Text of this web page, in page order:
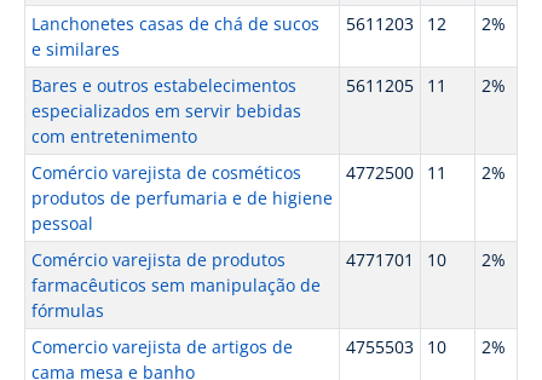
Lanchonetes casas de chá de sucos
e similares
5611203 12 2%
Bares e outros estabelecimentos
especializados em servir bebidas
com entretenimento
5611205 11 2%
Comércio varejista de cosméticos
produtos de perfumaria e de higiene
pessoal
4772500 11 2%
Comércio varejista de produtos
farmacêuticos sem manipulação de
fórmulas
4771701 10 2%
Comercio varejista de artigos de
cama mesa e banho
4755503 10 2%